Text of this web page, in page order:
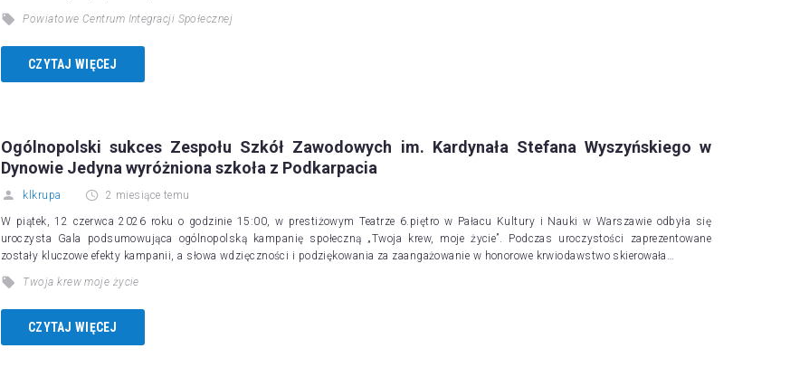
Powiatowe Centrum Integracji Społecznej
CZYTAJ WIĘCEJ
Ogólnopolski sukces Zespołu Szkół Zawodowych im. Kardynała Stefana Wyszyńskiego w
Dynowie Jedyna wyróżniona szkoła z Podkarpacia
klkrupa 2 miesiące temu
W piątek, 12 czerwca 2026 roku o godzinie 15:00, w prestiżowym Teatrze 6.piętro w Pałacu Kultury i Nauki w Warszawie odbyła się
uroczysta Gala podsumowująca ogólnopolską kampanię społeczną „Twoja krew, moje życie”. Podczas uroczystości zaprezentowane
zostały kluczowe efekty kampanii, a słowa wdzięczności i podziękowania za zaangażowanie w honorowe krwiodawstwo skierowała…
Twoja krew moje życie
CZYTAJ WIĘCEJ